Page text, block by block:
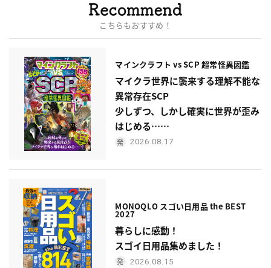
こちらもおすすめ！
マインクラフト vs SCP 超常怪異図鑑
マイクラ世界に襲来する理解不能な
異常存在SCP
少しずつ、しかし確実に世界が歪み
はじめる……
2026.08.17
MONOQLO スゴい日用品 the BEST
2027
暮らしに感動！
スゴイ日用品集めました！
2026.08.15